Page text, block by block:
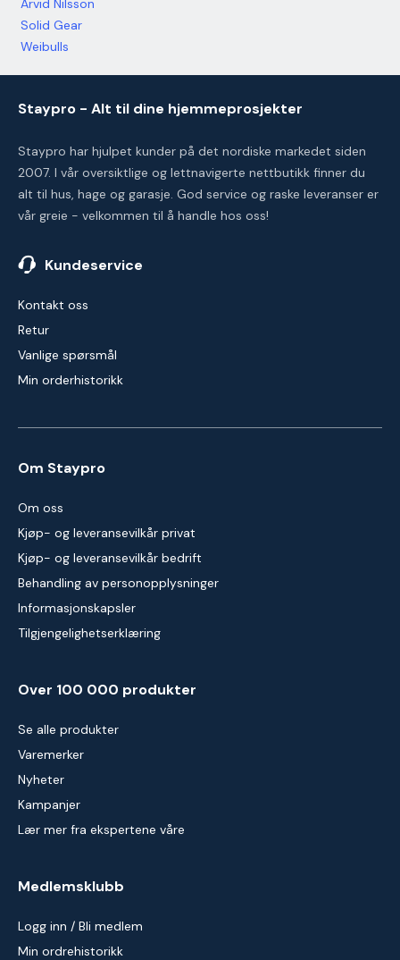
Arvid Nilsson
Solid Gear
Weibulls
Staypro - Alt til dine hjemmeprosjekter
Staypro har hjulpet kunder på det nordiske markedet siden
2007. I vår oversiktlige og lettnavigerte nettbutikk finner du
alt til hus, hage og garasje. God service og raske leveranser er
vår greie - velkommen til å handle hos oss!
Kundeservice
Kontakt oss
Retur
Vanlige spørsmål
Min orderhistorikk
Om Staypro
Om oss
Kjøp- og leveransevilkår privat
Kjøp- og leveransevilkår bedrift
Behandling av personopplysninger
Informasjonskapsler
Tilgjengelighetserklæring
Over 100 000 produkter
Se alle produkter
Varemerker
Nyheter
Kampanjer
Lær mer fra ekspertene våre
Medlemsklubb
Logg inn / Bli medlem
Min ordrehistorikk